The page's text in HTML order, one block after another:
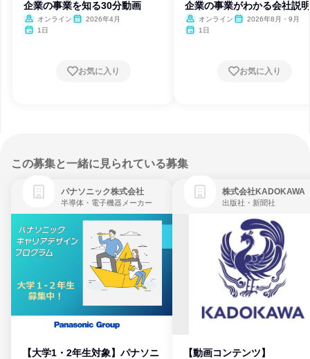
企業の事業を知る30分動画
オンライン
2026年4月
1日
お気に入り
企業の事業がわかる会社説
オンライン
2026年8月・9月
1日
お気に入り
この募集と一緒に見られている募集
パナソニック株式会社
半導体・電子機器メーカー
【大学1・2年生対象】パナソニ
株式会社KADOKAWA
出版社・新聞社
【動画コンテンツ】